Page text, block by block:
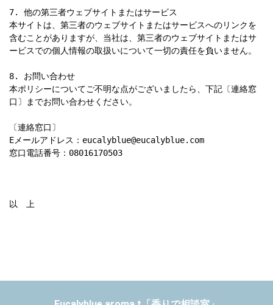
7. 他の第三者ウェブサイトまたはサービス
本サイトは、第三者のウェブサイトまたはサービスへのリンクを
含むことがありますが、当社は、第三者のウェブサイトまたはサ
ービスでの個人情報の取扱いについて一切の責任を負いません。
8. お問い合わせ
本ポリシーについてご不明な点がございましたら、下記〔連絡窓
口〕までお問い合わせください。
〔連絡窓口〕
Eメールアドレス：eucalyblue@eucalyblue.com
窓口電話番号：08016170503
以　上